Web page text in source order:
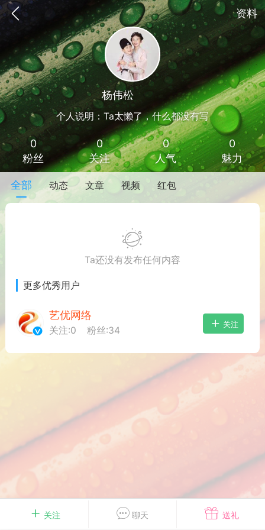
资料
问答 闲谈
排行
VIP 7
29 21:24
网盘下载
Laptop Go 2 i5/8/128 – Windows
关注 聊天 送礼
杨伟松
个人说明：Ta太懒了，什么都没有写
0
粉丝
0
关注
0
人气
0
魅力
全部 动态 文章 视频 红包
Ta还没有发布任何内容
更多优秀用户
艺优网络
关注:0 粉丝:34
关注